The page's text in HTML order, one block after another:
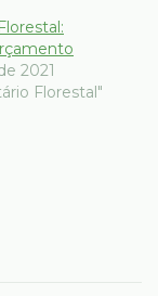
2021
Florestal"